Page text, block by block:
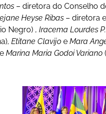
– diretora do Conselho
Heyse Ribas – diretora
Negro) , Iracema Lourdes
Etitane Clavijo e Mara
Marina Maria Godoi Variano